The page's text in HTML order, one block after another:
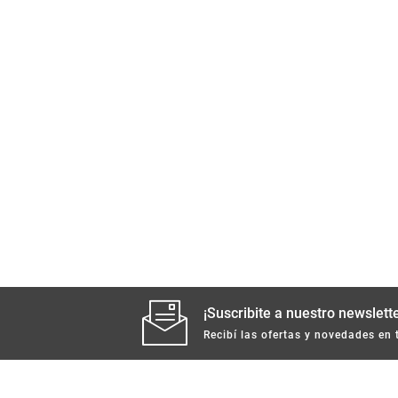
¡Suscribite a nuestro
Recibí las ofertas y novedades en